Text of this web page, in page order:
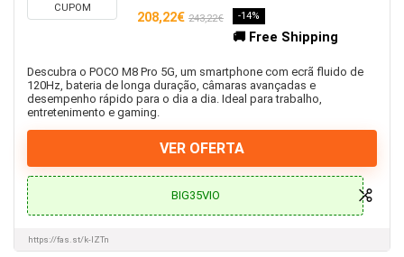
CUPOM
208,22€ 243,22€ -14%
🚚 Free Shipping
Descubra o POCO M8 Pro 5G, um smartphone com ecrã fluido de
120Hz, bateria de longa duração, câmaras avançadas e
desempenho rápido para o dia a dia. Ideal para trabalho,
entretenimento e gaming.
VER OFERTA
BIG35VIO
https://fas.st/k-IZTn